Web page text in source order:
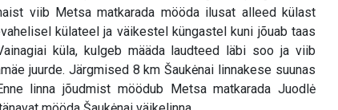
viib Metsa matkarada mööda ilusat alleed külast
külateel ja väikestel küngastel kuni jõuab taas
küla, kulgeb määda laudteed läbi soo ja viib
juurde. Järgmised 8 km Šaukėnai linnakese suunas
linna jõudmist möödub Metsa matkarada Juodlė